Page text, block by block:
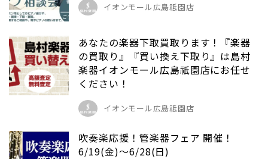
イオンモール広島祗園店
あなたの楽器下取買取ります！『楽器
の買取り』『買い換え下取り』は島村
楽器イオンモール広島祇園店にお任せ
ください！
イオンモール広島祗園店
吹奏楽応援！管楽器フェア 開催！
6/19(金)～6/28(日)